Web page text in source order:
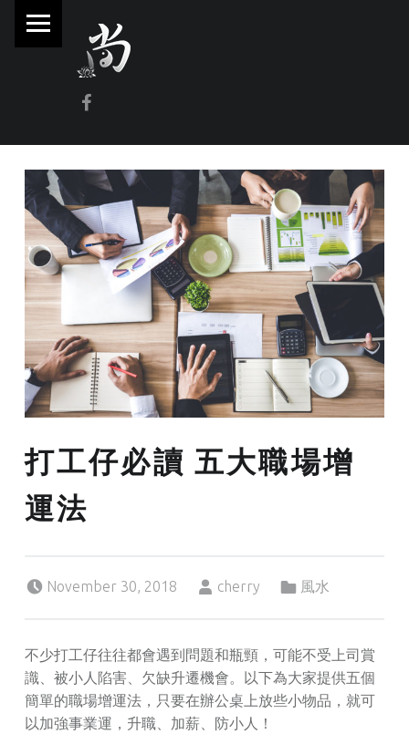
尚
門
遁
甲
風
水
命
理
林師傅(Sammy Lam) 玄學顧問-奇門遁甲流年問事、增運、調整風水
Facebook
打工仔必讀 五大職場增
運法
November 30, 2018
cherry
風水
不少打工仔往往都會遇到問題和瓶頸，可能不受上司賞
識、被小人陷害、欠缺升遷機會。以下為大家提供五個
簡單的職場增運法，只要在辦公桌上放些小物品，就可
以加強事業運，升職、加薪、防小人！